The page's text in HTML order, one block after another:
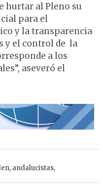
hurtar al Pleno su
para el
y la transparencia
y el control de la
a los
aseveró el
, andalucistas,